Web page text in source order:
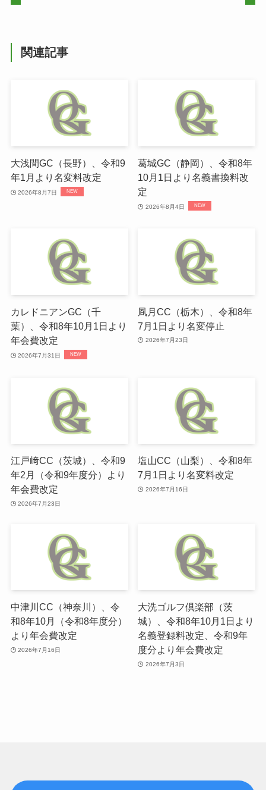
関連記事
大浅間GC（長野）、令和9
年1月より名変料改定
2026年8月7日
葛城GC（静岡）、令和8年
10月1日より名義書換料改
定
2026年8月4日
カレドニアンGC（千
葉）、令和8年10月1日より
年会費改定
2026年7月31日
凮月CC（栃木）、令和8年
7月1日より名変停止
2026年7月23日
江戸﨑CC（茨城）、令和9
年2月（令和9年度分）より
年会費改定
2026年7月23日
塩山CC（山梨）、令和8年
7月1日より名変料改定
2026年7月16日
中津川CC（神奈川）、令
和8年10月（令和8年度分）
より年会費改定
2026年7月16日
大洗ゴルフ倶楽部（茨
城）、令和8年10月1日より
名義登録料改定、令和9年
度分より年会費改定
2026年7月3日